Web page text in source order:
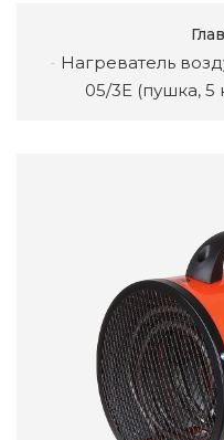
Нагреватель
05/3E (пушка, 5